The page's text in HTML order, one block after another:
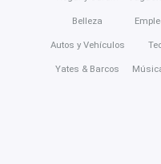
Belleza
Autos y Vehículos
Yates & Barcos